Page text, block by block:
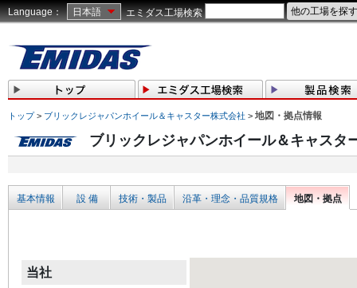
Language： 日本語 エミダス工場検索
トップ> ブリックレジャパンホイール＆キャスター株式会社 > 地図・拠点情報
ブリックレジャパンホイール＆キャスタ
基本情報 設 備 技術・製品 沿革・理念・品質規格 地図・拠点
当社